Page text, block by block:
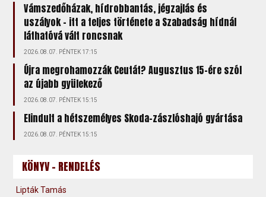
Vámszedőházak, hídrobbantás, jégzajlás és
uszályok – itt a teljes története a Szabadság hídnál
láthatóvá vált roncsnak
2026.08.07. PÉNTEK 17:15
Újra megrohamozzák Ceutát? Augusztus 15-ére szól
az újabb gyülekező
2026.08.07. PÉNTEK 15:15
Elindult a hétszemélyes Skoda-zászlóshajó gyártása
2026.08.07. PÉNTEK 15:15
KÖNYV - RENDELÉS
Lipták Tamás